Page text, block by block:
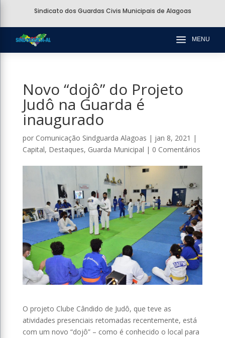
Sindicato dos Guardas Civis Municipais de Alagoas
a MENU
Novo “dojô” do Projeto
Judô na Guarda é
inaugurado
por Comunicação Sindguarda Alagoas | jan 8, 2021 |
Capital, Destaques, Guarda Municipal | 0 Comentários
O projeto Clube Cândido de Judô, que teve as
atividades presenciais retomadas recentemente, está
com um novo “dojô” – como é conhecido o local para